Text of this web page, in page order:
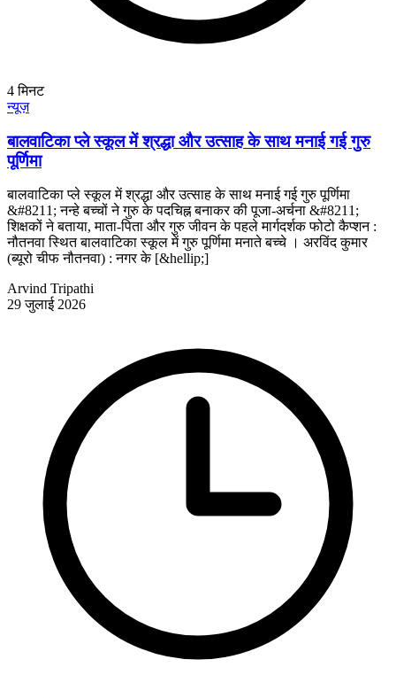
4मिनट
न्यूज़
बालवाटिका प्ले स्कूल में श्रद्धा और उत्साह के साथ मनाई गई गुरु
पूर्णिमा
बालवाटिका प्ले स्कूल में श्रद्धा और उत्साह के साथ मनाई गई गुरु पूर्णिमा
&#8211; नन्हे बच्चों ने गुरु के पदचिह्न बनाकर की पूजा-अर्चना &#8211;
शिक्षकों ने बताया, माता-पिता और गुरु जीवन के पहले मार्गदर्शक फोटो कैप्शन :
नौतनवा स्थित बालवाटिका स्कूल में गुरु पूर्णिमा मनाते बच्चे । अरविंद कुमार
(ब्यूरो चीफ नौतनवा) : नगर के [&hellip;]
Arvind Tripathi
29 जुलाई 2026